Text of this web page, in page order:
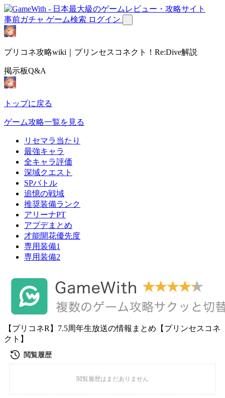
事前ガチャ ゲーム検索 ログイン
プリコネ攻略wiki｜プリンセスコネクト！Re:Dive解説
掲示板Q&A
トップに戻る
ゲーム攻略一覧を見る
リセマラ当たり
最強キャラ
全キャラ評価
深域クエスト
SPバトル
追憶の戦域
推奨装備ランク
アリーナPT
アプデまとめ
才能開花優先度
専用装備1
専用装備2
【プリコネR】7.5周年生放送の情報まとめ【プリンセスコネ
クト】